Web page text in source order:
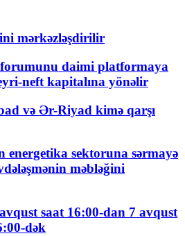
mərkəzləşdirilir
forumunu daimi platformaya
neft kapitalına yönəlir
və Ər-Riyad kimə qarşı
energetika sektoruna sərmayə
məbləğini
saat 16:00-dan 7 avqust
dək